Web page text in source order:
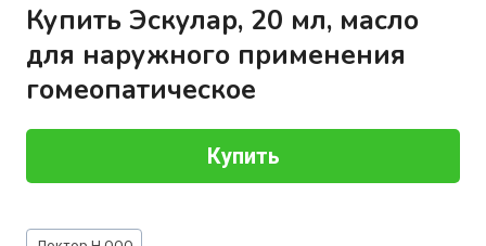
Купить Эскулар, 20 мл, масло
для наружного применения
гомеопатическое
Купить
Метки